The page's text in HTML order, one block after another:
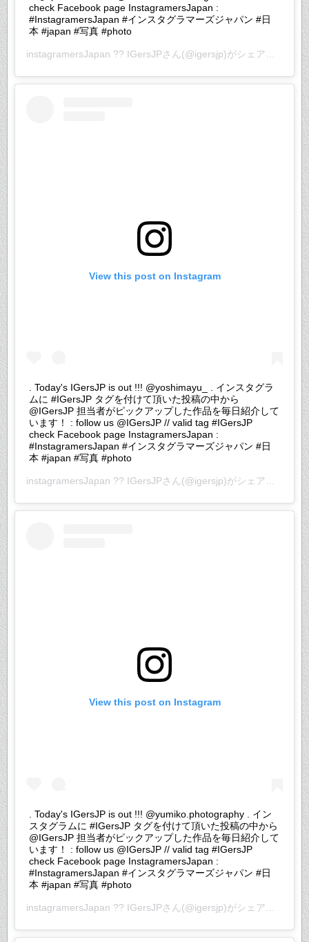
check Facebook page InstagramersJapan :
#InstagramersJapan #インスタグラマーズジャパン #日
本 #japan #写真 #photo
instagramersJapan ?? IGersJPさん(@igersjp)がシェアした投稿 –
View this post on Instagram
. Today's IGersJP is out !!! @yoshimayu_ . インスタグラ
ムに #IGersJP タグを付けて頂いた投稿の中から
@IGersJP 担当者がピックアップした作品を毎日紹介して
います！ : follow us @IGersJP // valid tag #IGersJP
check Facebook page InstagramersJapan :
#InstagramersJapan #インスタグラマーズジャパン #日
本 #japan #写真 #photo
instagramersJapan ?? IGersJPさん(@igersjp)がシェアした投稿 –
View this post on Instagram
. Today's IGersJP is out !!! @yumiko.photography . イン
スタグラムに #IGersJP タグを付けて頂いた投稿の中から
@IGersJP 担当者がピックアップした作品を毎日紹介して
います！ : follow us @IGersJP // valid tag #IGersJP
check Facebook page InstagramersJapan :
#InstagramersJapan #インスタグラマーズジャパン #日
本 #japan #写真 #photo
instagramersJapan ?? IGersJPさん(@igersjp)がシェアした投稿 –